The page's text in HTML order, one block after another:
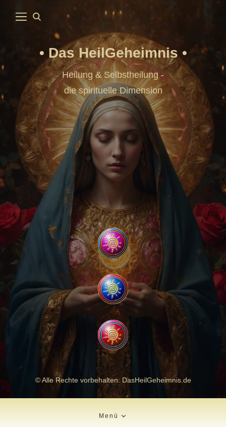
Das HeilGeheimnis
Heilung & Selbstheilung -
die spirituelle Dimension
© Alle Rechte vorbehalten: DasHeilGeheimnis.de
Menü